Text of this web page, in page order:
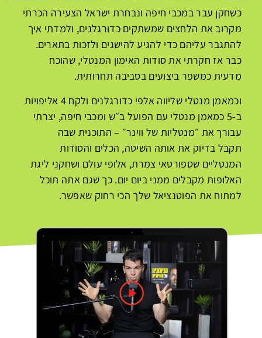
כשחקן עבר במכבי חיפה ונבחרת ישראל הצעירה הכרתי
מקרוב את הלחצים שמשתקים כדורגלנים, ולמדתי איך
להתגבר עליהם כדי להגיע להישגים ולזכות בתארים.
כבר אז חקרתי את סודות האימון המנטלי, שהוכח
מדעית כמשפר ביצועים בסביבה תחרותית.
וכמאמן מנטלישליווה אלפי כדורגלנים ולקח
4 אליפויות
ב-5 כמאמן מנטלי עם הפועל ב״ש ומכבי חיפה
,יצרתי
עבורך את ״מנטליות של ווינר״ – התוכנית שבה
תקבלבדיוק את אותה השיטה, הכלים והסודות
המנטליים שספורטאי צמרת, אלופי עולם ושחקני ליגת
האלופות מקבלים ממני ביום יום. כך שגם אתה תוכל
למתוח את הפוטנציאל שלך הכי רחוק שאפשר.